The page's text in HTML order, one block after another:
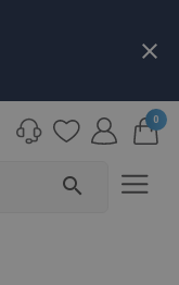
close
search
0